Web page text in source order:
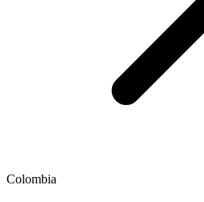
Colombia